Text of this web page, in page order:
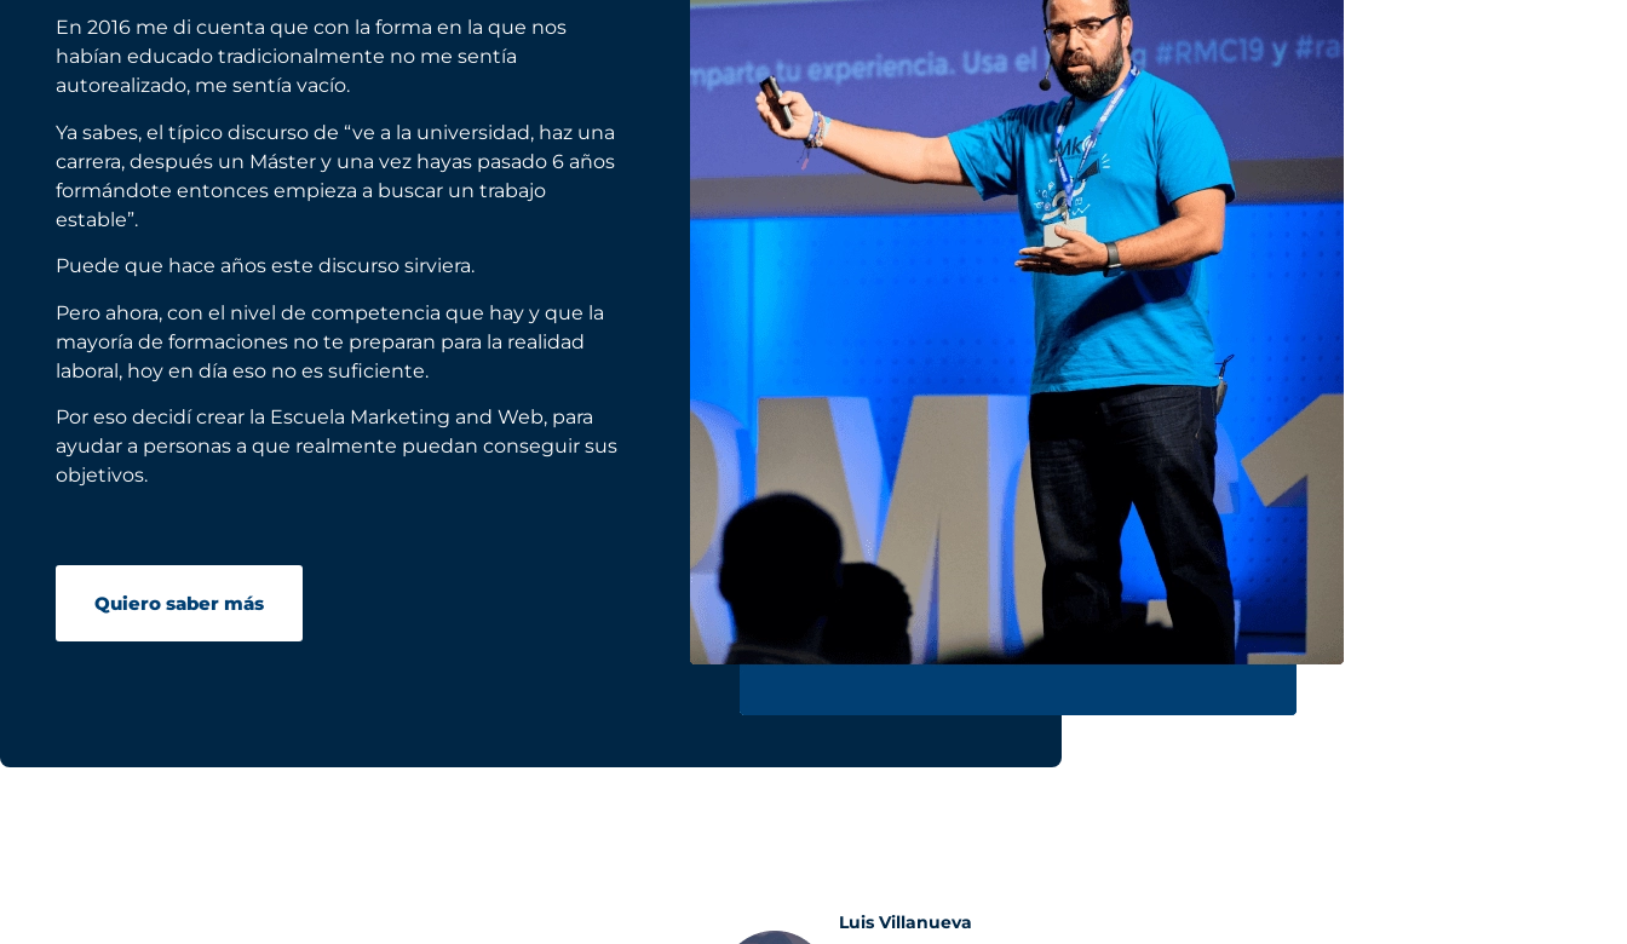
En 2016 me di cuenta que con la forma en la que nos
habían educado tradicionalmente no me sentía
autorealizado, me sentía vacío.
Ya sabes, el típico discurso de “ve a la universidad, haz una
carrera, después un Máster y una vez hayas pasado 6 años
formándote entonces empieza a buscar un trabajo
estable”.
Puede que hace años este discurso sirviera.
Pero ahora, con el nivel de competencia que hay y que la
mayoría de formaciones no te preparan para la realidad
laboral, hoy en día eso no es suficiente.
Por eso decidí crear la Escuela Marketing and Web, para
ayudar a personas a que realmente puedan conseguir sus
objetivos.
Quiero saber más
Luis Villanueva